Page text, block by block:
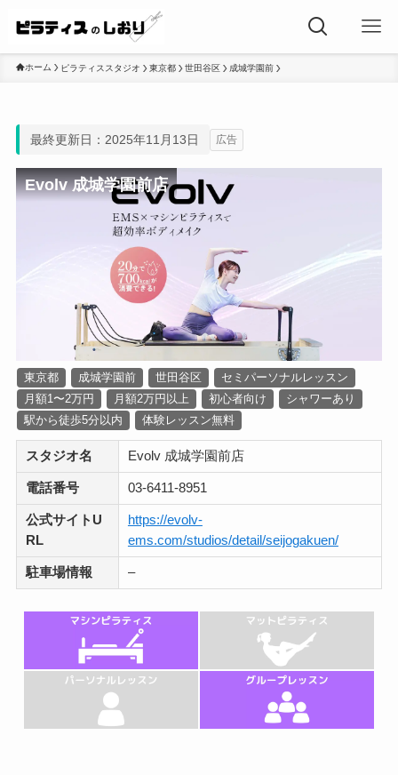
ホーム ピラティススタジオ 東京都 世田谷区 成城学園前
最終更新日：2025年11月13日 広告
Evolv 成城学園前店
東京都 成城学園前 世田谷区
セミパーソナルレッスン
月額1〜2万円
月額2万円以上 初心者向け
シャワーあり
駅から徒歩5分以内
体験レッスン無料
スタジオ名 Evolv 成城学園前店
電話番号 03-6411-8951
公式サイトU
RL
https://evolv-
ems.com/studios/detail/seijogakuen/
駐車場情報 –